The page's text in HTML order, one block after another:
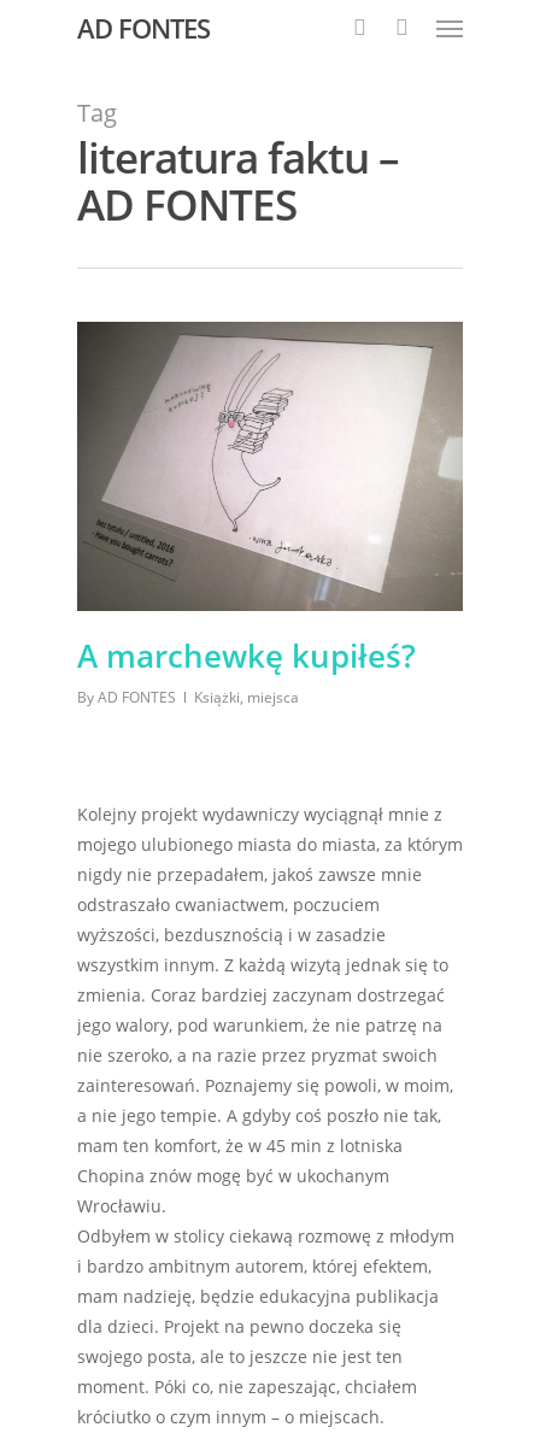
AD FONTES
Tag
literatura faktu –
AD FONTES
A marchewkę kupiłeś?
ByAD FONTES Książki, miejsca
Kolejny projekt wydawniczy wyciągnął mnie z
mojego ulubionego miasta do miasta, za którym
nigdy nie przepadałem, jakoś zawsze mnie
odstraszało cwaniactwem, poczuciem
wyższości, bezdusznością i w zasadzie
wszystkim innym. Z każdą wizytą jednak się to
zmienia. Coraz bardziej zaczynam dostrzegać
jego walory, pod warunkiem, że nie patrzę na
nie szeroko, a na razie przez pryzmat swoich
zainteresowań. Poznajemy się powoli, w moim,
a nie jego tempie. A gdyby coś poszło nie tak,
mam ten komfort, że w 45 min z lotniska
Chopina znów mogę być w ukochanym
Wrocławiu.
Odbyłem w stolicy ciekawą rozmowę z młodym
i bardzo ambitnym autorem, której efektem,
mam nadzieję, będzie edukacyjna publikacja
dla dzieci. Projekt na pewno doczeka się
swojego posta, ale to jeszcze nie jest ten
moment. Póki co, nie zapeszając, chciałem
króciutko o czym innym – o miejscach.